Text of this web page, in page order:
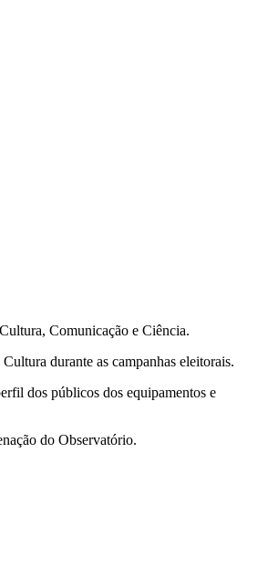
Comunicação e Ciência.
durante as campanhas eleitorais.
dos públicos dos equipamentos e
do Observatório.